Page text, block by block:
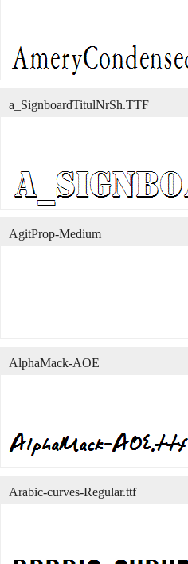
a_SignboardTitulNrSh.TTF
AgitProp-Medium
AlphaMack-AOE
Arabic-curves-Regular.ttf